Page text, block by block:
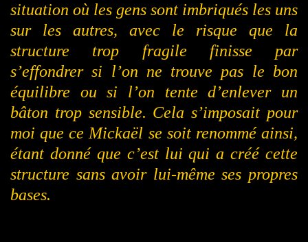
situation où les gens sont imbriqués les uns
sur les autres, avec le risque que la
structure trop fragile finisse par
s’effondrer si l’on ne trouve pas le bon
équilibre ou si l’on tente d’enlever un
bâton trop sensible. Cela s’imposait pour
moi que ce Mickaël se soit renommé ainsi,
étant donné que c’est lui qui a créé cette
structure sans avoir lui-même ses propres
bases.